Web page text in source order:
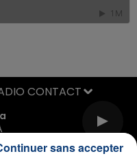
CONTACT
sans accepter